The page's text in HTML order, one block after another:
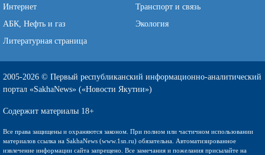
Интернет
Транспорт и связь
АБК, Нефть и газ
Экология
Литературная страница
2005-2026 © Первый республиканский информационно-аналитический
портал «SakhaNews» («Новости Якутии»)
Содержит материалы 18+
Все права защищены и охраняются законом. При полном или частичном использовании
материалов ссылка на SakhaNews (www.1sn.ru) обязательна. Автоматизированное
извлечение информации сайта запрещено. Все замечания и пожелания присылайте на